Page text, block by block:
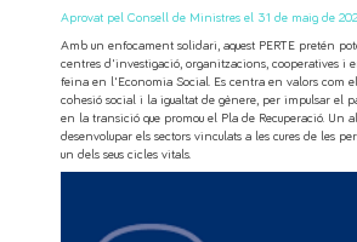
Aprovat pel Consell de Ministres el 31 de maig de
Amb un enfocament solidari, aquest PERTE pretén
centres d'investigació, organitzacions, cooperatives i
feina en l'Economia Social. Es centra en valors com
cohesió social i la igualtat de gènere, per impulsar el
en la transició que promou el Pla de Recuperació. Un
desenvolupar els sectors vinculats a les cures de les
un dels seus cicles vitals.